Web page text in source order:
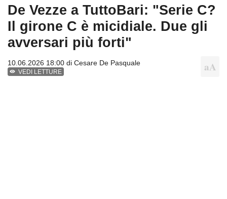
De Vezze a TuttoBari: "Serie C?
Il girone C è micidiale. Due gli
avversari più forti"
10.06.2026 18:00 di Cesare De Pasquale
VEDI LETTURE